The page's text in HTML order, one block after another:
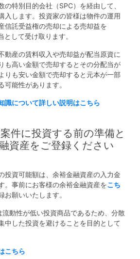
の特別目的会社（SPC）を経由して、
入します。投資家の皆様は物件の運用
信託受益権の売却による売却益を
して受け取ります。
動産の賃料収入や売却益が配当原資に
も高い金額で売却するとその分配当が
りも安い金額で売却すると元本が一部
可能性があります。
識について詳しい説明はこちら
件に投資する前の準備と
資産をご登録ください
投資可能額は、余裕金融資産の入力金
。事前にお客様の余裕金融資産をこち
お願いいたします。
動性が低い投資商品であるため、分散
中した投資を避けることを目的として
こちら